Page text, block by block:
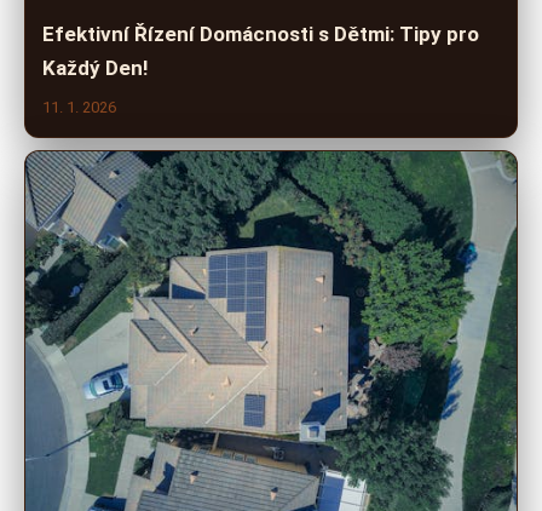
Efektivní Řízení Domácnosti s Dětmi: Tipy pro
Každý Den!
11. 1. 2026